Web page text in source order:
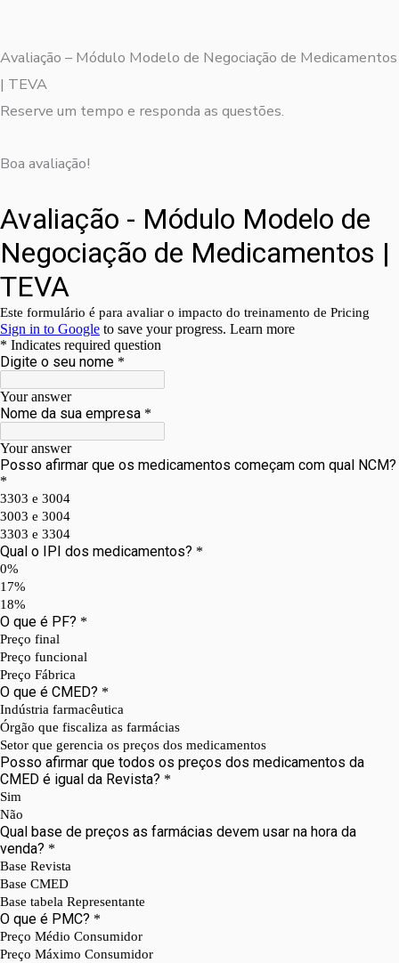
Avaliação – Módulo Modelo de Negociação de Medicamentos
| TEVA
Reserve um tempo e responda as questões.
Boa avaliação!